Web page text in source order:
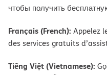
чтобы получить
Français (French): Appelez
des services gratuits
Tiếng Việt (Vietnamese):